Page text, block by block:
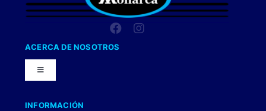
ACERCA DE NOSOTROS
Toggle
Navigation
Nuestra Compañia
INFORMACIÓN